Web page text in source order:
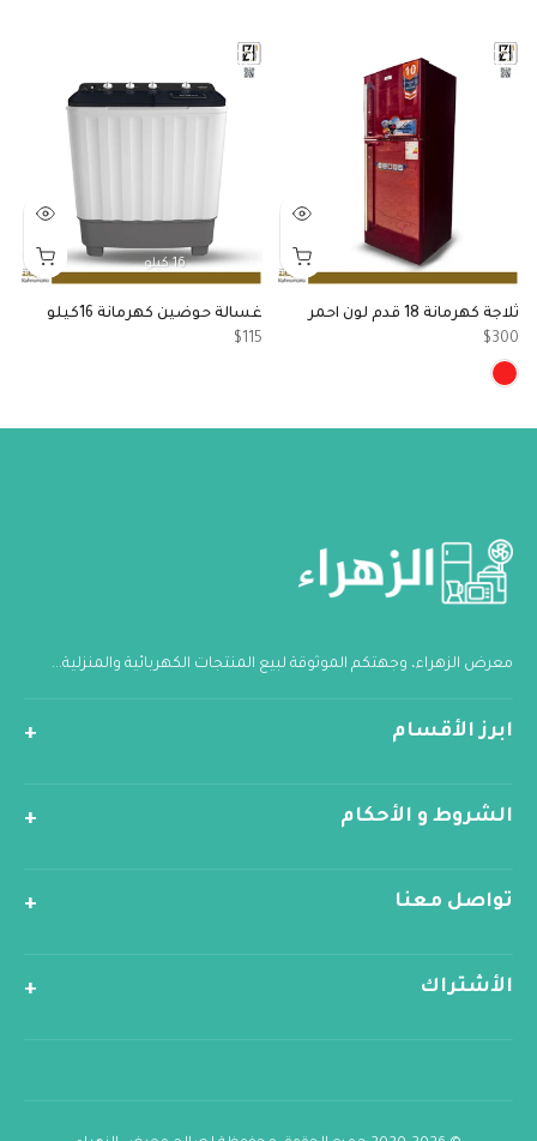
ثلاجة كهرمانة 18 قدم لون احمر
$300
16 كيلو
غسالة حوضين كهرمانة 16كيلو
$115
معرض الزهراء، وجهتكم الموثوقة لبيع المنتجات الكهربائية والمنزلية...
ابرز الأقسام
الشروط و الأحكام
تواصل معنا
الأشتراك